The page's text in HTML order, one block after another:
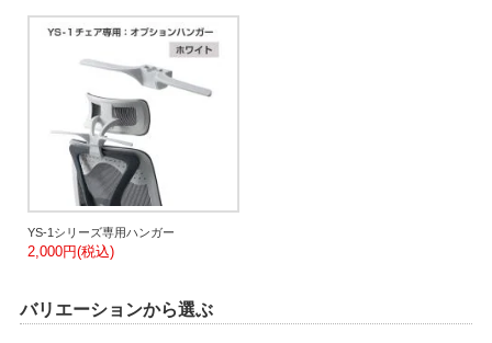
YS-1シリーズ専用ハンガー
2,000円(税込)
バリエーションから選ぶ